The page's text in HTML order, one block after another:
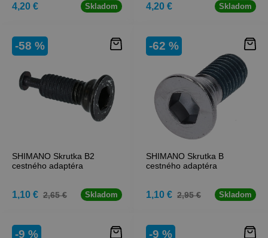
4,20 € Skladom 4,20 € Skladom
SHIMANO Skrutka B2
cestného adaptéra
-58 %
1,10 € 2,65 € Skladom
SHIMANO Skrutka B
cestného adaptéra
-62 %
1,10 € 2,95 € Skladom
-9 % -9 %